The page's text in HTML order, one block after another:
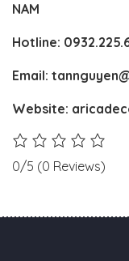
NAM
Hotline:
Email:
Website:
0/5 (0 Reviews)